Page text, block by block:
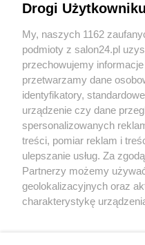
Sport
Społeczeństwo
Kultura
X Facebook
Drogi
My, naszych 1162
podmioty z salon24.pl
przechowujemy
przetwarzamy dane
identyfikatory,
urządzenie czy dane
spersonalizowanych
treści, pomiar reklam i
ulepszanie usług. Za
Partnerzy możemy
geolokalizacyjnych oraz
charakterystykę